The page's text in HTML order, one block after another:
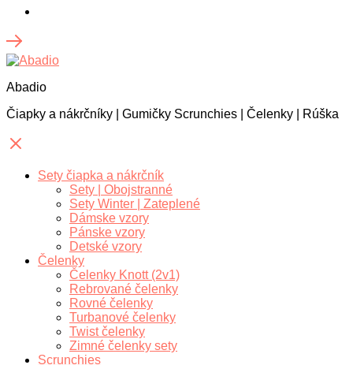
Abadio
Čiapky a nákrčníky | Gumičky Scrunchies | Čelenky | Rúška
Sety čiapka a nákrčník
Sety | Obojstranné
Sety Winter | Zateplené
Dámske vzory
Pánske vzory
Detské vzory
Čelenky
Čelenky Knott (2v1)
Rebrované čelenky
Rovné čelenky
Turbanové čelenky
Twist čelenky
Zimné čelenky sety
Scrunchies